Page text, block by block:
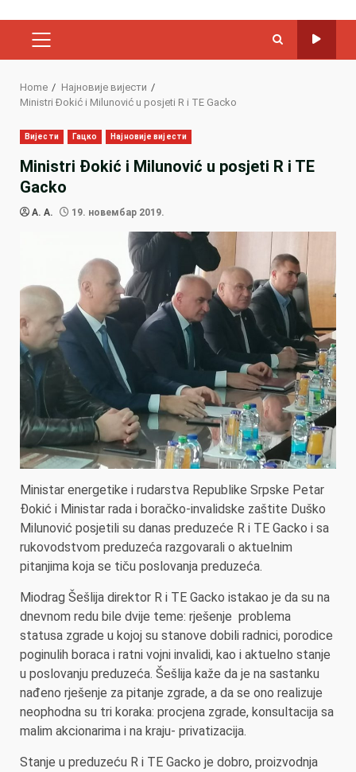
PRIMARY
Home
Најновије вијести
Ministri Đokić i Milunović u posjeti R i TE Gacko
Вијести Гацко Најновије вијести
Ministri Đokić i Milunović u posjeti R i TE
Gacko
A. A. 19. новембар 2019.
Ministar energetike i rudarstva Republike Srpske Petar
Đokić i Ministar rada i boračko-invalidske zaštite Duško
Milunović posjetili su danas preduzeće R i TE Gacko i sa
rukovodstvom preduzeća razgovarali o aktuelnim
pitanjima koja se tiču poslovanja preduzeća.
Miodrag Šešlija direktor R i TE Gacko istakao je da su na
dnevnom redu bile dvije teme: rješenje problema
statusa zgrade u kojoj su stanove dobili radnici, porodice
poginulih boraca i ratni vojni invalidi, kao i aktuelno stanje
u poslovanju preduzeća. Šešlija kaže da je na sastanku
nađeno rješenje za pitanje zgrade, a da se ono realizuje
neophodna su tri koraka: procjena zgrade, konsultacija sa
malim akcionarima i na kraju- privatizacija.
Stanje u preduzeću R i TE Gacko je dobro, proizvodnja